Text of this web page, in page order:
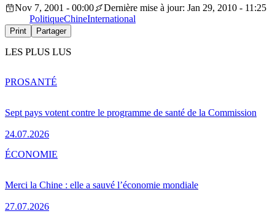
Nov 7, 2001 - 00:00
Dernière mise à jour: Jan 29, 2010 - 11:25
PolitiqueChineInternational
Print Partager
LES PLUS LUS
Sept pays votent contre le programme de santé de la Commission
24.07.2026
PROSANTÉ
Merci la Chine : elle a sauvé l’économie mondiale
27.07.2026
ÉCONOMIE